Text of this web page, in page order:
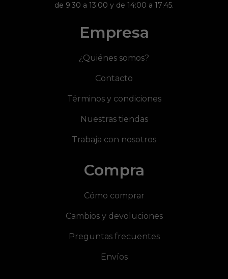
de 9:30 a 13:00 y de 14:00 a 17:45.
Empresa
¿Quiénes somos?
Contacto
Términos y condiciones
Nuestras tiendas
Trabaja con nosotros
Compra
Cómo comprar
Cambios y devoluciones
Preguntas frecuentes
Envíos